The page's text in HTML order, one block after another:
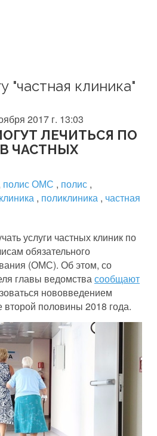
"частная клиника"
2017 г. 13:03
ЛЕЧИТЬСЯ ПО
ЧАСТНЫХ
полис ОМС , полис ,
клиника , поликлиника , частная
услуги частных клиник по
обязательного
(ОМС). Об этом, со
главы ведомствасообщают
нововведением
второй половины 2018 года.